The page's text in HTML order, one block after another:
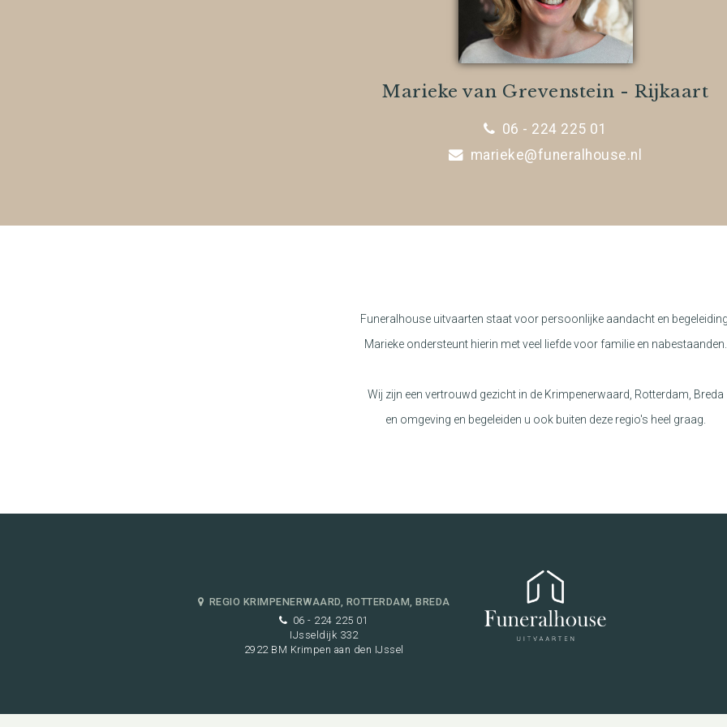
Marieke van Grevenstein - Rijkaart
06 - 224 225 01
marieke@funeralhouse.nl
Funeralhouse uitvaarten staat voor persoonlijke aandacht en
Marieke ondersteunt hierin met veel liefde voor familie en nabestaanden.
Wij zijn een vertrouwd gezicht in de Krimpenerwaard, Rotterdam, Breda
en omgeving en begeleiden u ook buiten deze regio's heel graag.
REGIO KRIMPENERWAARD, ROTTERDAM, BREDA
06 - 224 225 01
IJsseldijk 332
2922 BM Krimpen aan den IJssel